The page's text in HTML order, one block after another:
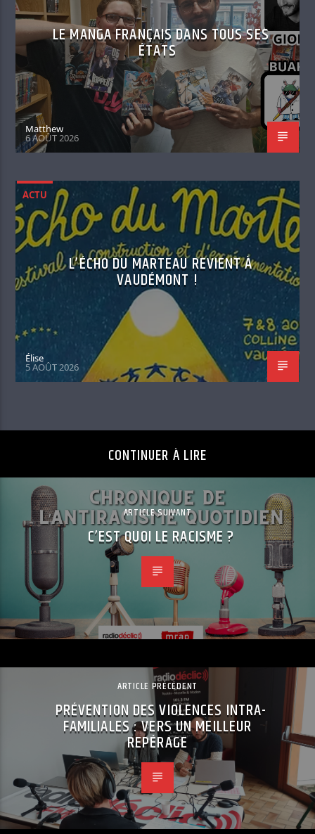
LE MANGA FRANÇAIS DANS TOUS SES
ÉTATS
Matthew
6 AOÛT 2026
ACTU
L’ÉCHO DU MARTEAU REVIENT À
VAUDÉMONT !
Élise
5 AOÛT 2026
CONTINUER À LIRE
ARTICLE SUIVANT
C’EST QUOI LE RACISME ?
ARTICLE PRÉCÉDENT
PRÉVENTION DES VIOLENCES INTRA-
FAMILIALES : VERS UN MEILLEUR
REPÉRAGE